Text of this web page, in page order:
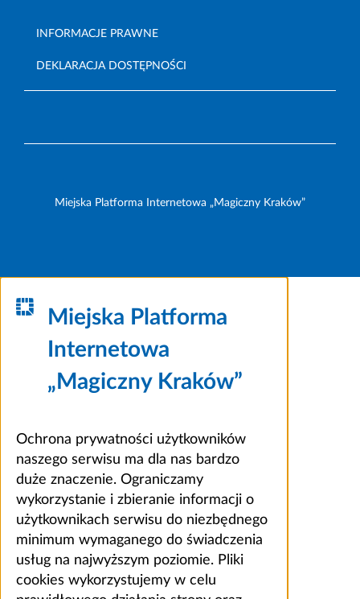
INFORMACJE PRAWNE
DEKLARACJA DOSTĘPNOŚCI
Miejska Platforma Internetowa „Magiczny Kraków”
Miejska Platforma
Internetowa
„Magiczny Kraków”
Ochrona prywatności użytkowników
naszego serwisu ma dla nas bardzo
duże znaczenie. Ograniczamy
wykorzystanie i zbieranie informacji o
użytkownikach serwisu do niezbędnego
minimum wymaganego do świadczenia
usług na najwyższym poziomie. Pliki
cookies wykorzystujemy w celu